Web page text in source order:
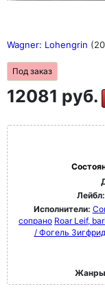
Wagner: Lohengrin
Под заказ
12081 руб.
Лейбл:
Исполнители:
сопрано Roar Leif,
/ Фогель